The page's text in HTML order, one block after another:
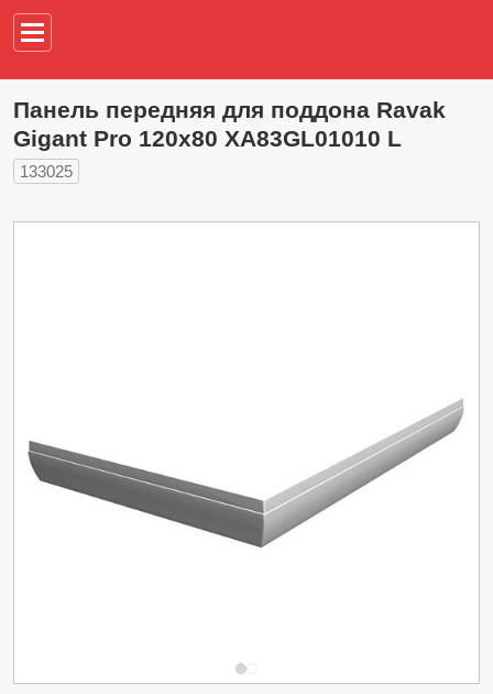
Панель передняя для поддона Ravak
Gigant Pro 120x80 XA83GL01010 L
133025